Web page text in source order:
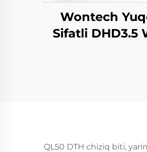
Wontech
Sifatli DHD3.5
QL50 DTH chiziq biti,